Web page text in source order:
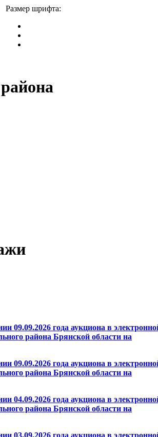
Размер шрифта:
09.09.2026 года аукциона в
района Брянской области на
09.09.2026 года аукциона в
района Брянской области на
04.09.2026 года аукциона в
района Брянской области на